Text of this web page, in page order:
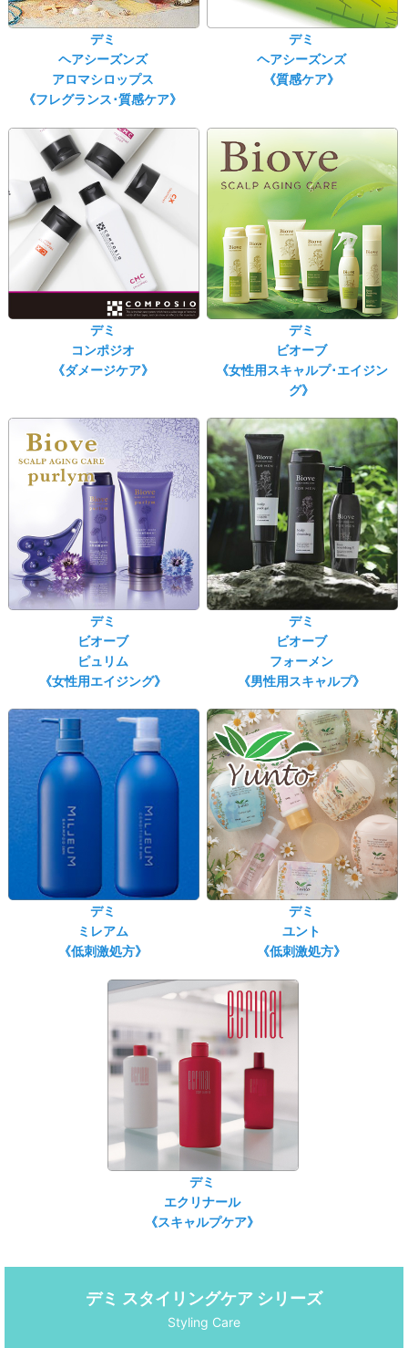
デミ
ヘアシーズンズ
アロマシロップス
《フレグランス･質感ケア》
デミ
ヘアシーズンズ
《質感ケア》
デミ
コンポジオ
《ダメージケア》
デミ
ビオーブ
《女性用スキャルプ･エイジン
グ》
デミ
ビオーブ
ピュリム
《女性用エイジング》
デミ
ビオーブ
フォーメン
《男性用スキャルプ》
デミ
ミレアム
《低刺激処方》
デミ
ユント
《低刺激処方》
デミ
エクリナール
《スキャルプケア》
デミ スタイリングケア シリーズ
Styling Care